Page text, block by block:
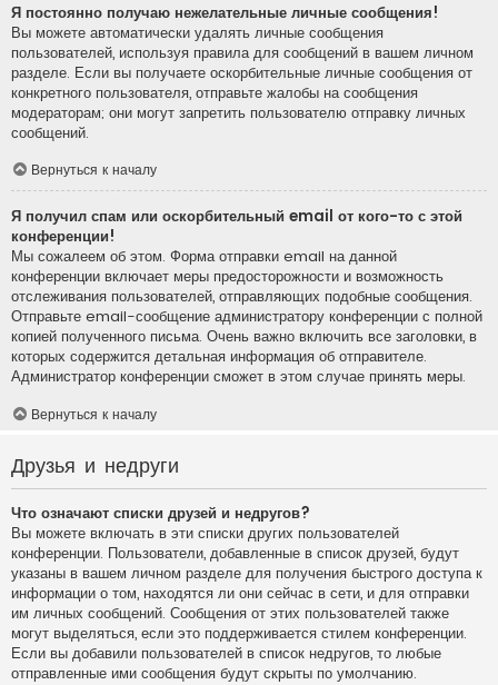
Я постоянно получаю нежелательные личные сообщения!
Вы можете автоматически удалять личные сообщения
пользователей, используя правила для сообщений в вашем личном
разделе. Если вы получаете оскорбительные личные сообщения от
конкретного пользователя, отправьте жалобы на сообщения
модераторам; они могут запретить пользователю отправку личных
сообщений.
Вернуться к началу
Я получил спам или оскорбительный email от кого-то с этой
конференции!
Мы сожалеем об этом. Форма отправки email на данной
конференции включает меры предосторожности и возможность
отслеживания пользователей, отправляющих подобные сообщения.
Отправьте email-сообщение администратору конференции с полной
копией полученного письма. Очень важно включить все заголовки, в
которых содержится детальная информация об отправителе.
Администратор конференции сможет в этом случае принять меры.
Вернуться к началу
Друзья и недруги
Что означают списки друзей и недругов?
Вы можете включать в эти списки других пользователей
конференции. Пользователи, добавленные в список друзей, будут
указаны в вашем личном разделе для получения быстрого доступа к
информации о том, находятся ли они сейчас в сети, и для отправки
им личных сообщений. Сообщения от этих пользователей также
могут выделяться, если это поддерживается стилем конференции.
Если вы добавили пользователей в список недругов, то любые
отправленные ими сообщения будут скрыты по умолчанию.